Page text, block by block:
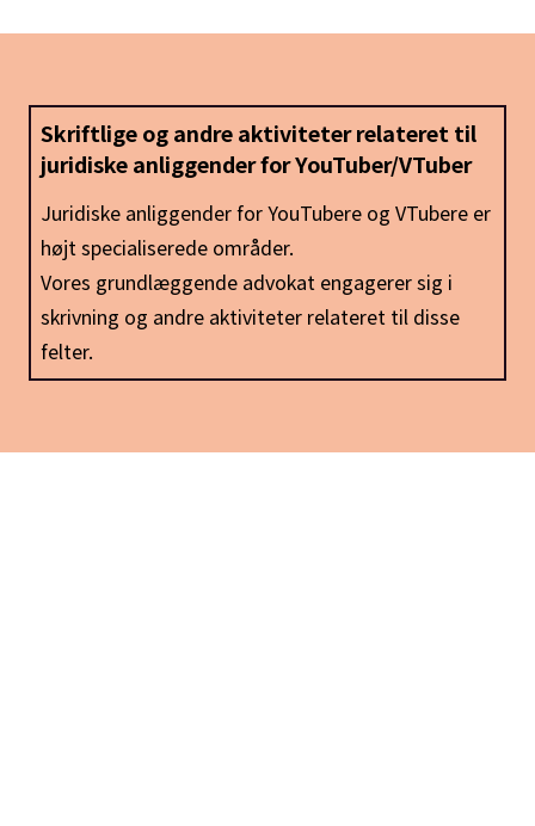
Skriftlige og andre aktiviteter relateret til
juridiske anliggender for YouTuber/VTuber
Juridiske anliggender for YouTubere og VTubere er
højt specialiserede områder.
Vores grundlæggende advokat engagerer sig i
skrivning og andre aktiviteter relateret til disse
felter.